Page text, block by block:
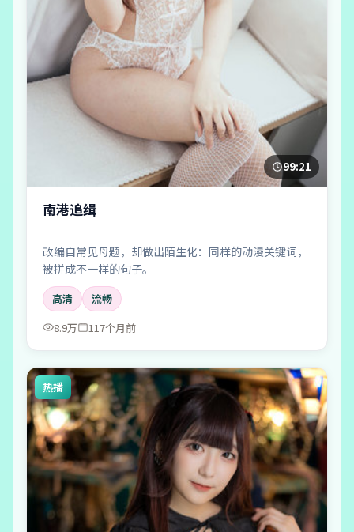
99:21
南港追缉
改编自常见母题，却做出陌生化：同样的动漫关键词，
被拼成不一样的句子。
高清
流畅
8.9万
117个月前
热播